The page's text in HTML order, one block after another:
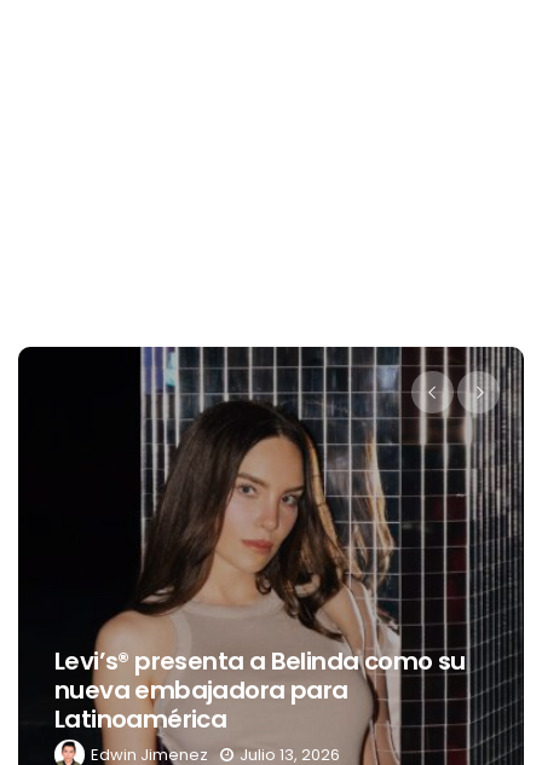
Destino Dos Equis 2026: La gran
celebración sonora que
transformará las noches de Boca
del Río y Mérida
Edwin Jimenez Julio 13, 2026